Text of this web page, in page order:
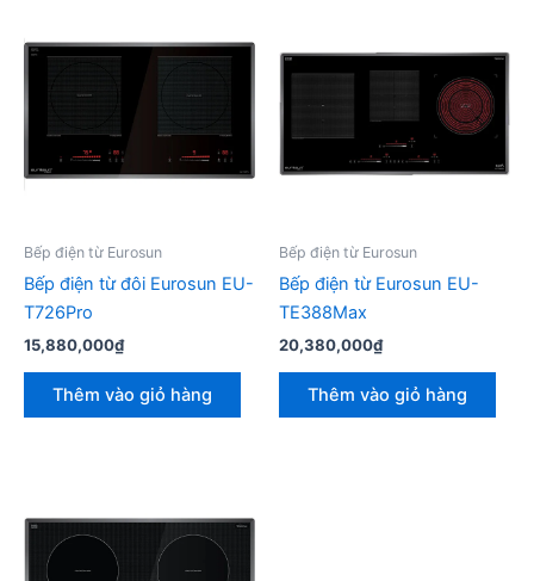
Bếp điện từ Eurosun
Bếp điện từ đôi Eurosun EU-
T726Pro
15,880,000₫
Thêm vào giỏ hàng
Bếp điện từ Eurosun
Bếp điện từ Eurosun EU-
TE388Max
20,380,000₫
Thêm vào giỏ hàng